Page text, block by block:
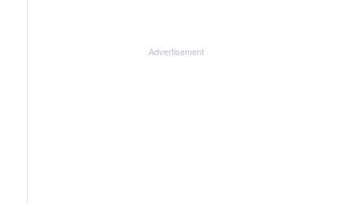
Advertisement